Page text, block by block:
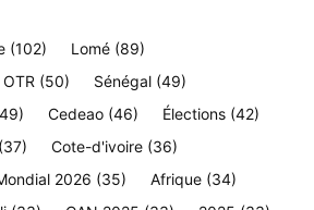
(102) Lomé (89)
OTR (50) Sénégal (49)
Cedeao (46) Élections (42)
(37) Cote-d'ivoire (36)
2026 (35) Afrique (34)